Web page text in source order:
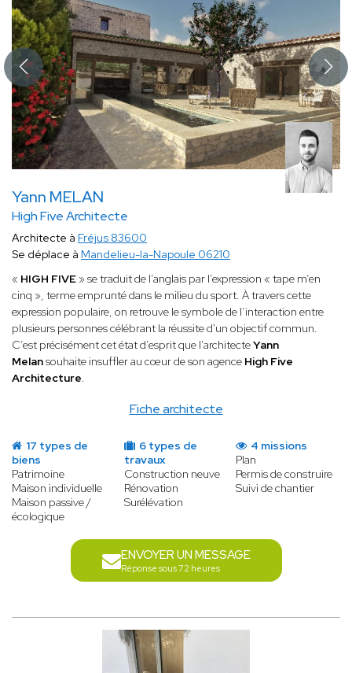
Yann MELAN
High Five Architecte
Fiche architecte
Architecte à Fréjus 83600
Se déplace à Mandelieu-la-Napoule 06210
« HIGH FIVE » se traduit de l’anglais par l’expression « tape m’en
cinq », terme emprunté dans le milieu du sport. À travers cette
expression populaire, on retrouve le symbole de l’interaction entre
plusieurs personnes célébrant la réussite d'un objectif commun.
C’est précisément cet état d’esprit que l'architecteYann
Melansouhaite insuffler au cœur de son agence High Five
Architecture.
17 types de
biens
Patrimoine
Maison individuelle
Maison passive /
écologique
6 types de
travaux
Construction neuve
Rénovation
Surélévation
4 missions
Plan
Permis de construire
Suivi de chantier
ENVOYER UN MESSAGE
Réponse sous 72 heures